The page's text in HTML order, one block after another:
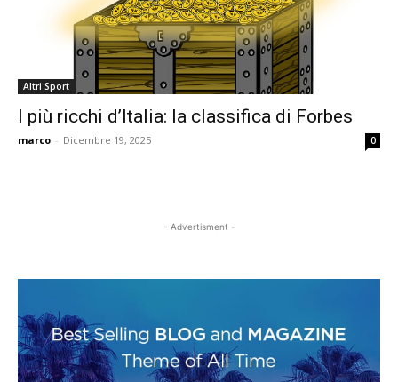
Altri Sport
I più ricchi d’Italia: la classifica di Forbes
marco - Dicembre 19, 2025 0
- Advertisment -